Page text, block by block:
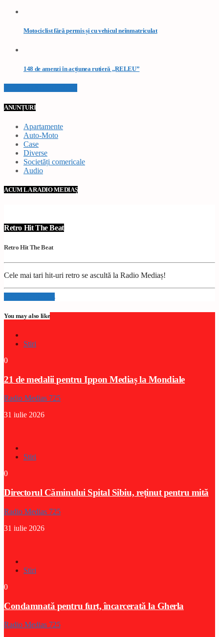
Motociclist fără permis și cu vehicul neînmatriculat
148 de amenzi în acțiunea rutieră „RELEU”
ANUNȚURI
Apartamente
Auto-Moto
Case
Diverse
Societăți comericale
Audio
ACUM LA RADIO MEDIAȘ
Retro Hit The Beat
Retro Hit The Beat
Cele mai tari hit-uri retro se ascultă la Radio Mediaș!
Info and episodes
You may also like
Stiri
0
21 de medalii pentru Ippon Mediaș la Mondiale
Radio Medias 725
31 iulie 2026
Stiri
0
Directorul Căminului Spital Sibiu, reținut pentru mită
Radio Medias 725
31 iulie 2026
Stiri
0
Condamnată pentru furt, încarcerată la Gherla
Radio Medias 725